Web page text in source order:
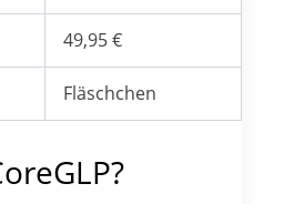
49,95 €
Fläschchen